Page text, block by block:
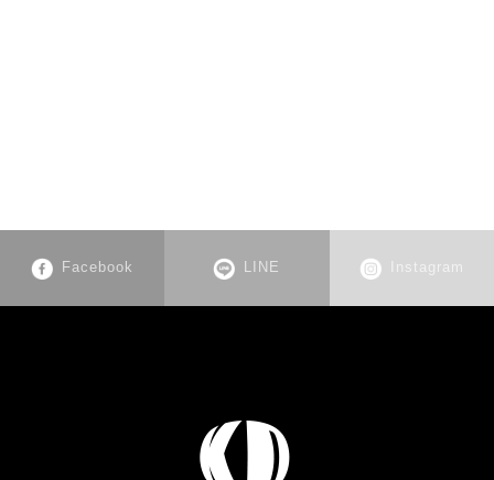
Facebook LINE Instagram